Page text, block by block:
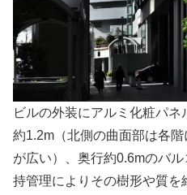
ビルの外装にアルミ化粧パ
約1.2m（北側の曲面部は各
が広い）、奥行約0.6mのバ
持管理によりその樹形や質を